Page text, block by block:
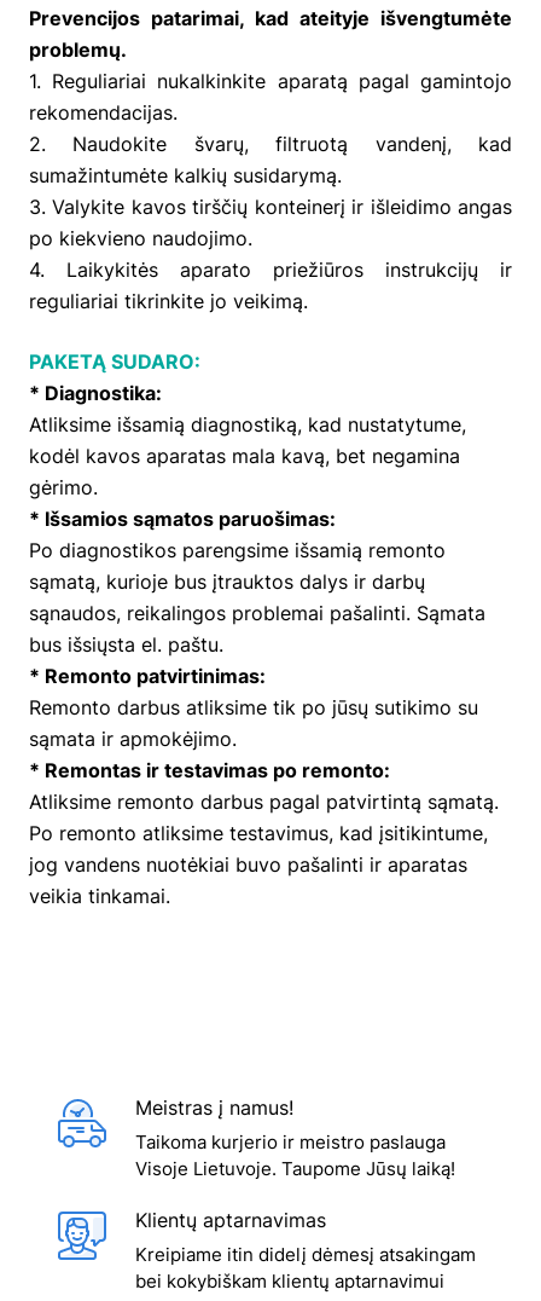
Prevencijos patarimai, kad ateityje išvengtumėte
problemų.
1. Reguliariai nukalkinkite aparatą pagal gamintojo
rekomendacijas.
2. Naudokite švarų, filtruotą vandenį, kad
sumažintumėte kalkių susidarymą.
3. Valykite kavos tirščių konteinerį ir išleidimo angas
po kiekvieno naudojimo.
4. Laikykitės aparato priežiūros instrukcijų ir
reguliariai tikrinkite jo veikimą.
PAKETĄ SUDARO:
* Diagnostika:
Atliksime išsamią diagnostiką, kad nustatytume,
kodėl kavos aparatas mala kavą, bet negamina
gėrimo.
* Išsamios sąmatos paruošimas:
Po diagnostikos parengsime išsamią remonto
sąmatą, kurioje bus įtrauktos dalys ir darbų
sąnaudos, reikalingos problemai pašalinti. Sąmata
bus išsiųsta el. paštu.
* Remonto patvirtinimas:
Remonto darbus atliksime tik po jūsų sutikimo su
sąmata ir apmokėjimo.
* Remontas ir testavimas po remonto:
Atliksime remonto darbus pagal patvirtintą sąmatą.
Po remonto atliksime testavimus, kad įsitikintume,
jog vandens nuotėkiai buvo pašalinti ir aparatas
veikia tinkamai.
Meistras į namus!
Taikoma kurjerio ir meistro paslauga
Visoje Lietuvoje. Taupome Jūsų laiką!
Klientų aptarnavimas
Kreipiame itin didelį dėmesį atsakingam
bei kokybiškam klientų aptarnavimui